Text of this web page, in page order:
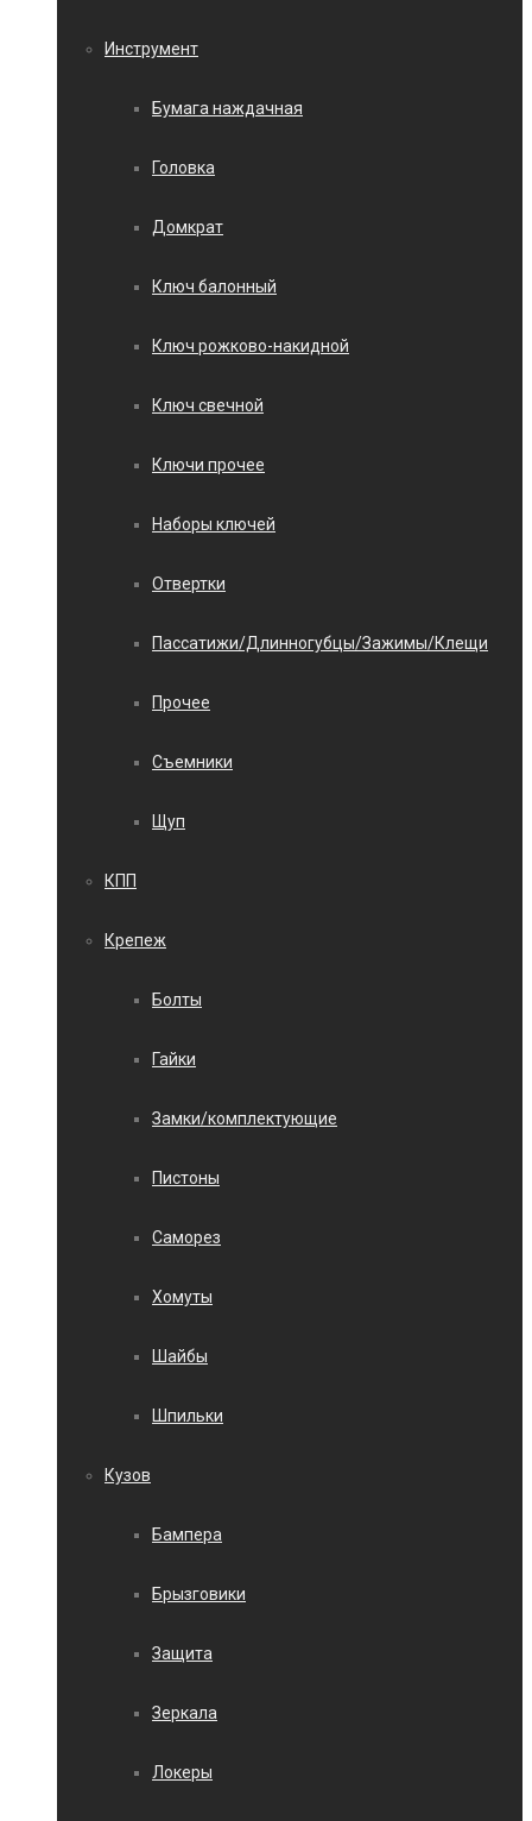
Инструмент
Бумага наждачная
Головка
Домкрат
Ключ балонный
Ключ рожково-накидной
Ключ свечной
Ключи прочее
Наборы ключей
Отвертки
Пассатижи/Длинногубцы/Зажимы/Клещи
Прочее
Съемники
Щуп
КПП
Крепеж
Болты
Гайки
Замки/комплектующие
Пистоны
Саморез
Хомуты
Шайбы
Шпильки
Кузов
Бампера
Брызговики
Защита
Зеркала
Локеры